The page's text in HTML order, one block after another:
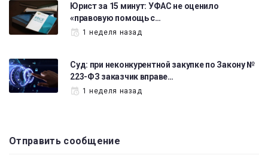
Юрист за 15 минут: УФАС не оценило
«правовую помощь с…
1 неделя назад
Суд: при неконкурентной закупке по Закону №
223-ФЗ заказчик вправе…
1 неделя назад
Отправить сообщение